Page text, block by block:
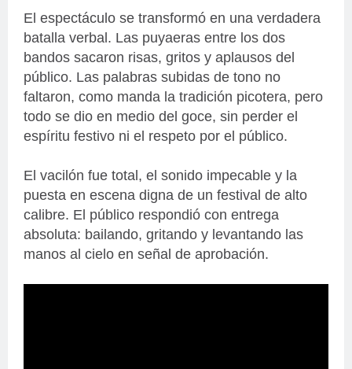
El espectáculo se transformó en una verdadera
batalla verbal. Las puyaeras entre los dos
bandos sacaron risas, gritos y aplausos del
público. Las palabras subidas de tono no
faltaron, como manda la tradición picotera, pero
todo se dio en medio del goce, sin perder el
espíritu festivo ni el respeto por el público.
El vacilón fue total, el sonido impecable y la
puesta en escena digna de un festival de alto
calibre. El público respondió con entrega
absoluta: bailando, gritando y levantando las
manos al cielo en señal de aprobación.